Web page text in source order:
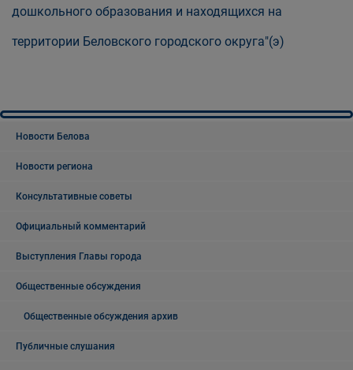
дошкольного образования и находящихся на
территории Беловского городского округа"(э)
Новости Белова
Новости региона
Консультативные советы
Официальный комментарий
Выступления Главы города
Общественные обсуждения
Общественные обсуждения архив
Публичные слушания